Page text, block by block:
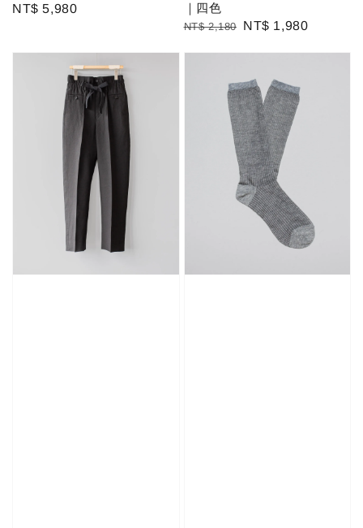
Regular
NT$ 5,980
｜四色
Regular
NT$ 2,180
Sale
NT$ 1,980